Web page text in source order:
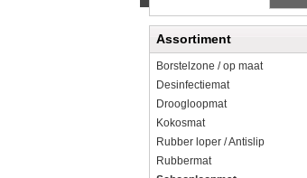
Assortiment
Borstelzone / op maat
Desinfectiemat
Droogloopmat
Kokosmat
Rubber loper / Antislip
Rubbermat